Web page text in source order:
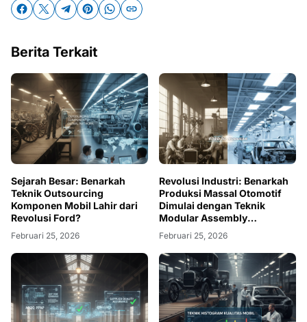
Berita Terkait
Sejarah Besar: Benarkah
Teknik Outsourcing
Komponen Mobil Lahir dari
Revolusi Ford?
Februari 25, 2026
Revolusi Industri: Benarkah
Produksi Massal Otomotif
Dimulai dengan Teknik
Modular Assembly
Kendaraan?
Februari 25, 2026